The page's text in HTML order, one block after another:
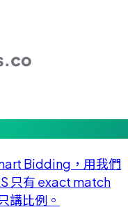
Bidding，用我們
只有 exact match
講比例。